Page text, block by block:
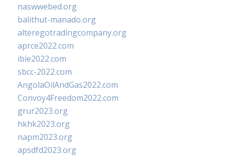
naswwebed.org
balithut-manado.org
alteregotradingcompany.org
aprce2022.com
ibie2022.com
sbcc-2022.com
AngolaOilAndGas2022.com
Convoy4Freedom2022.com
grur2023.org
hkhk2023.org
napm2023.org
apsdfd2023.org